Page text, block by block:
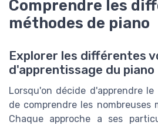
Comprendre les
méthodes de piano
Explorer les différentes
d'apprentissage du piano
Lorsqu'on décide d'apprendre
de comprendre les nombreuses
Chaque approche a ses